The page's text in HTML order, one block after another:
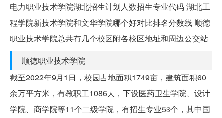
电力职业技术学院湖北招生计划人数招生专业代码 湖北工
程学院新技术学院和文华学院哪个好对比排名分数线 顺德
职业技术学院总共有几个校区附各校区地址和周边公交站
顺德职业技术学院
截至2022年9月1日，校园占地面积1749亩，建筑面积60
余万平方米，有教职工1086人，下设医药卫生学院、设计
学院、商学院等11个二级学院，有招生专业53个，其中国